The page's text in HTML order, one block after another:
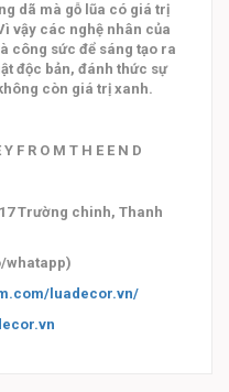
dã mà gỗ lũa có giá trị
vậy các nghệ nhân của
công sức để sáng tạo ra
độc bản, đánh thức sự
còn giá trị xanh.
F R O M T H E E N D
Trường chinh, Thanh
whatapp)
luadecor.vn/